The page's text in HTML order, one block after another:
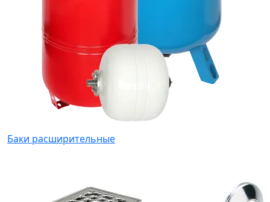
Баки расширительные